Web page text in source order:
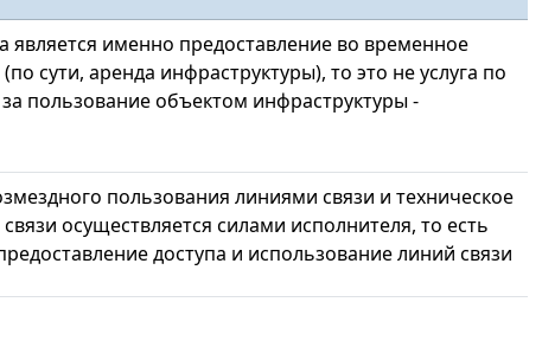
является именно предоставление во временное
сути, аренда инфраструктуры), то это не услуга по
пользование объектом инфраструктуры -
пользования линиями связи и техническое
осуществляется силами исполнителя, то есть
доступа и использование линий связи